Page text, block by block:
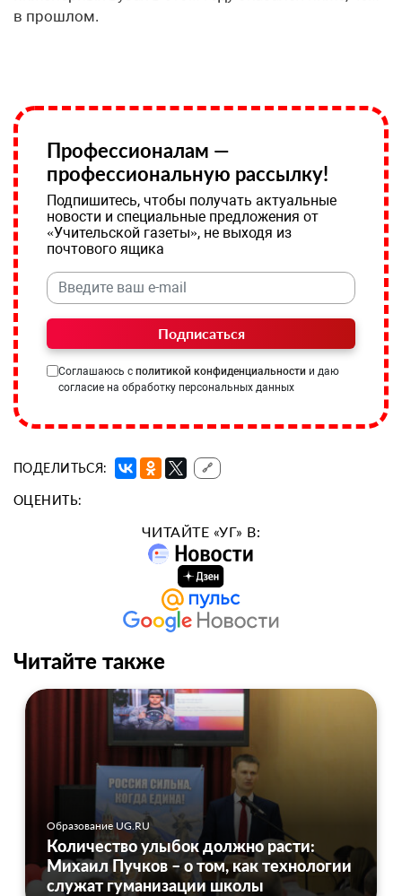
в прошлом.
Профессионалам —
профессиональную рассылку!
Подпишитесь, чтобы получать актуальные
новости и специальные предложения от
«Учительской газеты», не выходя из
почтового ящика
Подписаться
Соглашаюсь с политикой конфиденциальности и даю
согласие на обработку персональных данных
ПОДЕЛИТЬСЯ: 🔗
ОЦЕНИТЬ:
ЧИТАЙТЕ «УГ» В:
Читайте также
Образование UG.RU
Количество улыбок должно расти:
Михаил Пучков – о том, как технологии
служат гуманизации школы